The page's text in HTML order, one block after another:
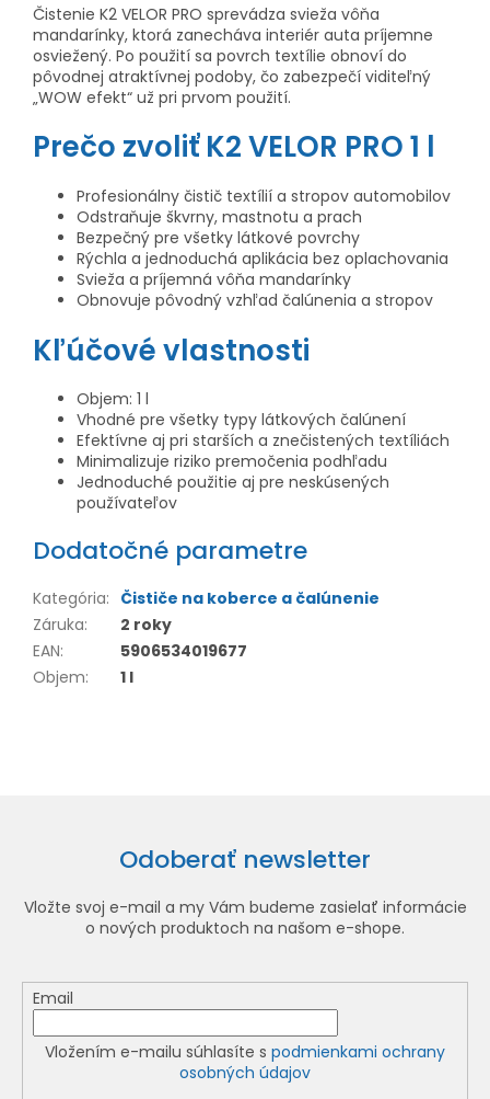
Čistenie K2 VELOR PRO sprevádza svieža vôňa
mandarínky, ktorá zanecháva interiér auta príjemne
osviežený. Po použití sa povrch textílie obnoví do
pôvodnej atraktívnej podoby, čo zabezpečí viditeľný
„WOW efekt“ už pri prvom použití.
Prečo zvoliť K2 VELOR PRO 1 l
Profesionálny čistič textílií a stropov automobilov
Odstraňuje škvrny, mastnotu a prach
Bezpečný pre všetky látkové povrchy
Rýchla a jednoduchá aplikácia bez oplachovania
Svieža a príjemná vôňa mandarínky
Obnovuje pôvodný vzhľad čalúnenia a stropov
Kľúčové vlastnosti
Objem: 1 l
Vhodné pre všetky typy látkových čalúnení
Efektívne aj pri starších a znečistených textíliách
Minimalizuje riziko premočenia podhľadu
Jednoduché použitie aj pre neskúsených
používateľov
Dodatočné parametre
Kategória: Čističe na koberce a čalúnenie
Záruka:
2 roky
EAN:
5906534019677
Objem: 1 l
Odoberať newsletter
Vložte svoj e-mail a my Vám budeme zasielať informácie
o nových produktoch na našom e-shope.
Email
Vložením e-mailu súhlasíte s podmienkami ochrany
osobných údajov